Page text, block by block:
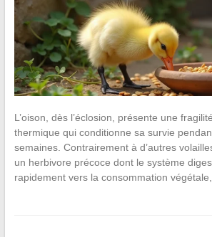
L’oison, dès l’éclosion, présente une
thermique qui conditionne sa survie
semaines. Contrairement à d’autres
un herbivore précoce dont le système
rapidement vers la consommation